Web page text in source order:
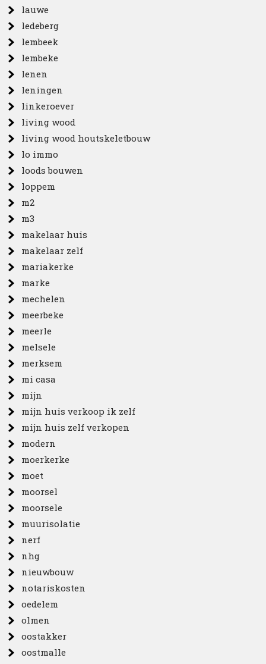
lauwe
ledeberg
lembeek
lembeke
lenen
leningen
linkeroever
living wood
living wood houtskeletbouw
lo immo
loods bouwen
loppem
m2
m3
makelaar huis
makelaar zelf
mariakerke
marke
mechelen
meerbeke
meerle
melsele
merksem
mi casa
mijn
mijn huis verkoop ik zelf
mijn huis zelf verkopen
modern
moerkerke
moet
moorsel
moorsele
muurisolatie
nerf
nhg
nieuwbouw
notariskosten
oedelem
olmen
oostakker
oostmalle